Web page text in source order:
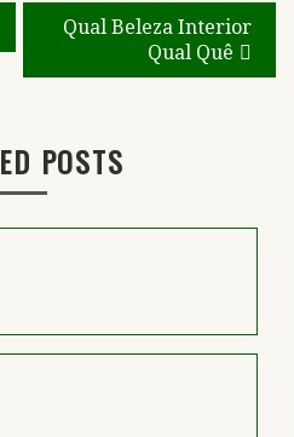
Qual Beleza Interior
Qual Quê
POSTS